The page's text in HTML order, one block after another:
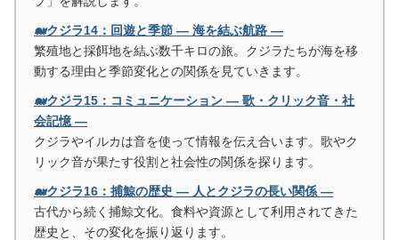
🐋クジラ14：回遊と季節 ― 海を結ぶ航路 ―
繁殖地と採餌地を結ぶ数千キロの旅。クジラたちが海を移
動する理由と季節変化との関係を見ていきます。
🐋クジラ15：コミュニケーション ― 歌・クリック音・社
会記憶 ―
クジラやイルカは音を使って情報を伝え合います。歌やク
リック音が果たす役割と社会性の関係を探ります。
🐋クジラ16：捕鯨の歴史 ― 人とクジラの長い関係 ―
古代から続く捕鯨文化。食料や資源として利用されてきた
歴史と、その変化を振り返ります。